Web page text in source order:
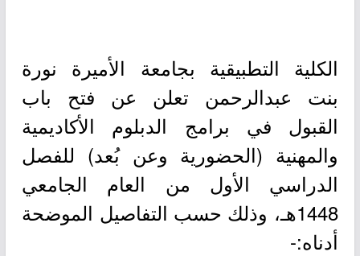
الكلية التطبيقية بجامعة الأميرة نورة
بنت عبدالرحمن تعلن عن فتح باب
القبول في برامج الدبلوم الأكاديمية
والمهنية (الحضورية وعن بُعد) للفصل
الدراسي الأول من العام الجامعي
1448هـ، وذلك حسب التفاصيل الموضحة
أدناه:-